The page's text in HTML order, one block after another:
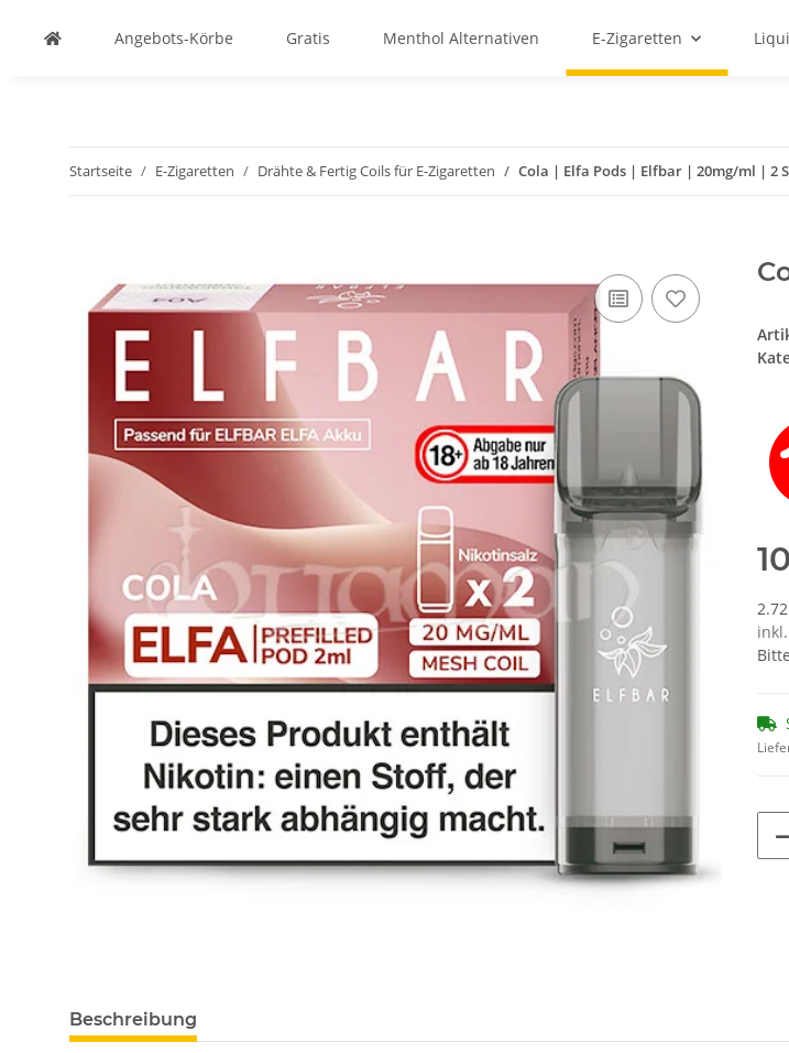
Angebots-Körbe Gratis Menthol Alternativen E-Zigaretten
Startseite E-Zigaretten Drähte & Fertig Coils für E-Zigaretten Cola | Elfa Pods | Elfbar | 20mg/ml | 2
Beschreibung